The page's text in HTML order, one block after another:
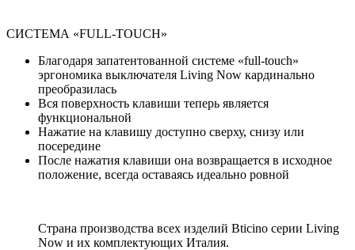
СИСТЕМА «FULL-TOUCH»
Благодаря запатентованной системе «full-touch»
эргономика выключателя Living Now кардинально
преобразилась
Вся поверхность клавиши теперь является
функциональной
Нажатие на клавишу доступно сверху, снизу или
посередине
После нажатия клавиши она возвращается в исходное
положение, всегда оставаясь идеально ровной
Страна производства всех изделий Bticino серии Living
Now и их комплектующих Италия.